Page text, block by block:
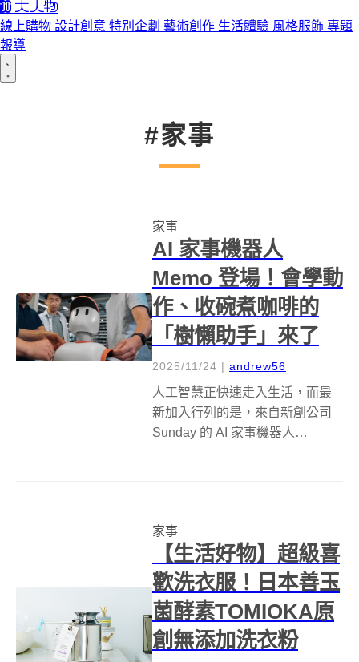
線上購物 設計創意 特別企劃 藝術創作 生活體驗 風格服飾 專題
報導
#家事
家事
AI 家事機器人
Memo 登場！會學動
作、收碗煮咖啡的
「樹懶助手」來了
2025/11/24 | andrew56
人工智慧正快速走入生活，而最
新加入行列的是，來自新創公司
Sunday 的 AI 家事機器人
帽子的造型，再搭配柔...
家事
【生活好物】超級喜
歡洗衣服！日本善玉
菌酵素TOMIOKA原
創無添加洗衣粉